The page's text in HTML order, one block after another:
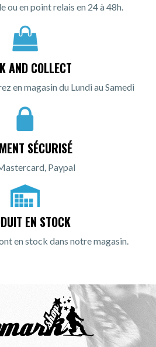
ou en point relais en 24 à 48h.
AND COLLECT
en magasin du Lundi au Samedi
SÉCURISÉ
Paypal
EN STOCK
en stock dans notre magasin.